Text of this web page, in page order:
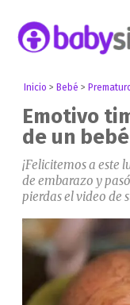
Inicio > Bebé >
Emotivo
de un
¡Felicitemos a este
de embarazo y
pierdas el video de